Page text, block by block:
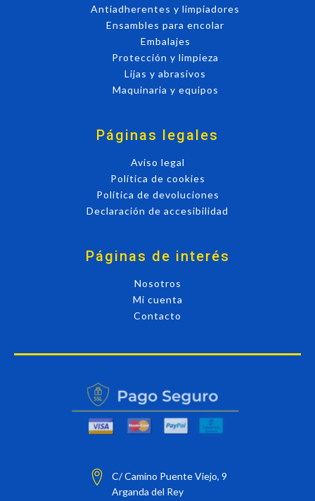
Antiadherentes y limpiadores
Ensambles para encolar
Embalajes
Protección y limpieza
Lijas y abrasivos
Maquinaria y equipos
Páginas legales
Aviso legal
Política de cookies
Política de devoluciones
Declaración de accesibilidad
Páginas de interés
Nosotros
Mi cuenta
Contacto
C/ Camino Puente Viejo, 9
Arganda del Rey